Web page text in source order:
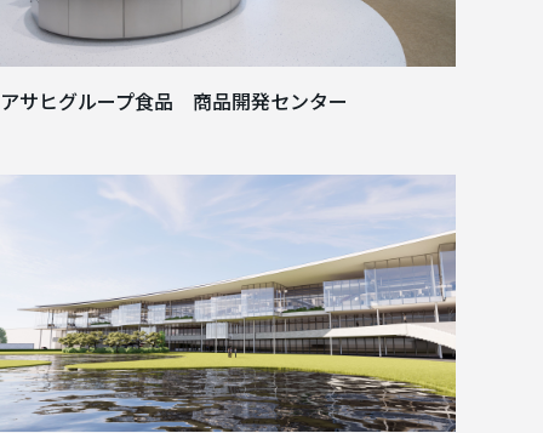
アサヒグループ食品 商品開発センター